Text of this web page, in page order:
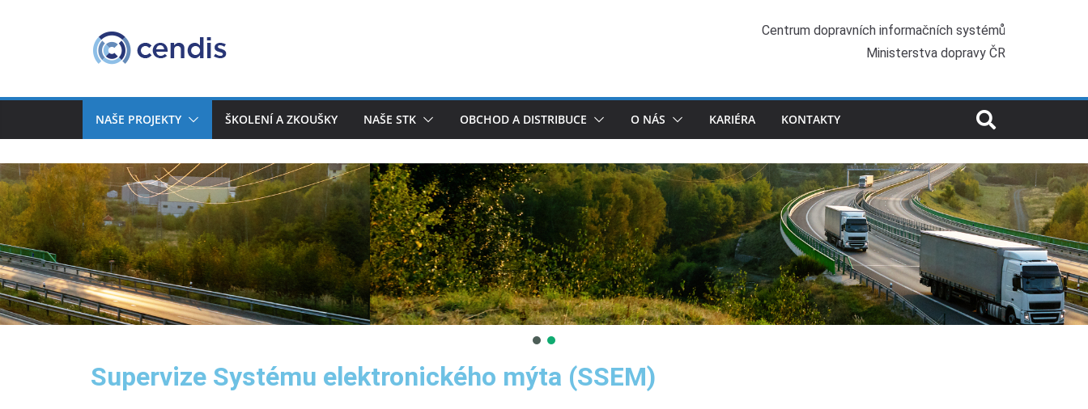
Centrum dopravních informačních systémů
Ministerstva dopravy ČR
NAŠE PROJEKTY ŠKOLENÍ A ZKOUŠKY NAŠE STK OBCHOD A DISTRIBUCE O NÁS KARIÉRA KONTAKTY
Supervize Systému elektronického mýta (SSEM)